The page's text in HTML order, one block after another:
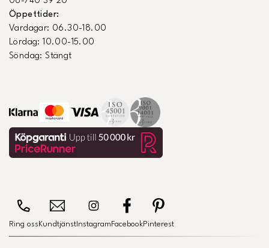
Öppettider:
Vardagar: 06.30-18.00
Lördag: 10.00-15.00
Söndag: Stängt
Ring oss Kundtjänst Instagram FacebookPinterest